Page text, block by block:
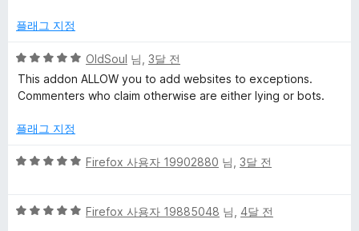
1
플래그 지정
5
점
만
에
점
OldSoul 님, 3달 전
This addon ALLOW you to add websites to exceptions.
Commenters who claim otherwise are either lying or bots.
플래그 지정
5
점
Firefox 사용자 19902880 님, 3달 전
5
Firefox 사용자 19885048 님, 4달 전